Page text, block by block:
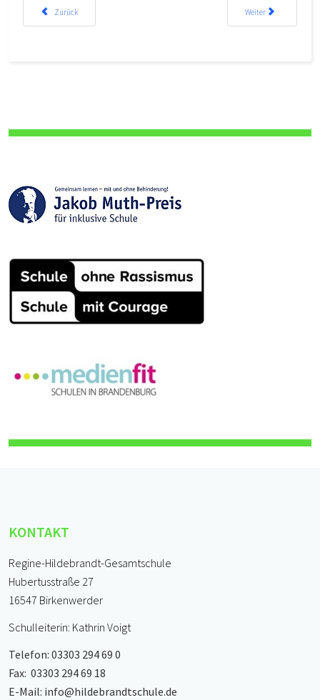
Vorheriger Beitrag: Schulmannschaft Handball WK II männlich bei Jugend trainiert für
Zurück Nächster Beitrag:
Weiter
KONTAKT
Regine-Hildebrandt-Gesamtschule
Hubertusstraße 27
16547 Birkenwerder
Schulleiterin: Kathrin Voigt
Telefon: 03303 294 69 0
Fax: 03303 294 69 18
E-Mail: info@hildebrandtschule.de